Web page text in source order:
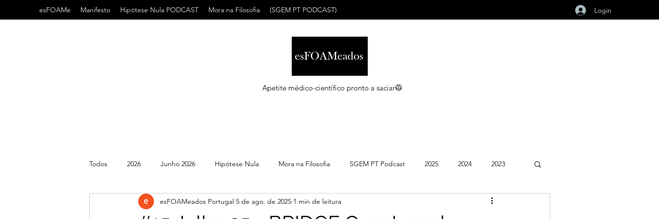
esFOAMe Manifesto Hipótese Nula PODCAST Mora na Filosofia (SGEM PT PODCAST) Login
Apetite médico-científico pronto a saciar🥼
Todos 2026 Junho 2026 Hipótese Nula Mora na Filosofia SGEM PT Podcast 2025 2024 2023
2021 AHA ACC Maio 2026 Abril 2026 Fevereiro 2026
esFOAMeados Portugal 5 de ago. de 2025 1 min de leitura